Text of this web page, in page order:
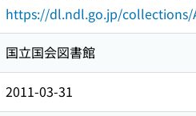
https://dl.ndl.go.jp/collections/
国立国会図書館
2011-03-31